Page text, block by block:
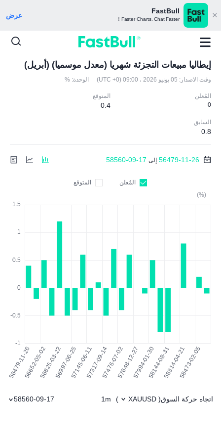
FastBull
Faster Charts, Chat Faster！ عرض
إيطاليا مبيعات التجزئة شهريا (معدل موسميا) (أبريل)
وقت الاصدار: 05 يونيو 2026 ، 09:00 (UTC +0) الوحدة: %
المُعلن
0
المتوقع
0.4
السابق
0.8
56479-11-26 إلى 58560-09-17
المُعلن
المتوقع
(%)
اتجاه حركة السوق(
XAUUSD
)
1m
58560-09-17